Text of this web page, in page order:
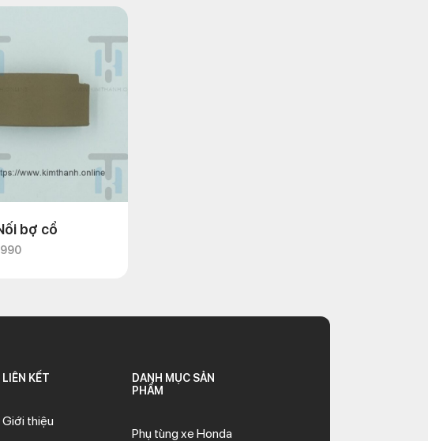
lắc, kêu lụp cụp, hay khó xoay bánh xe trước.
bợ cổ
LIÊN KẾT
Giới thiệu
DANH MỤC SẢN
PHẨM
Phụ tùng xe Honda